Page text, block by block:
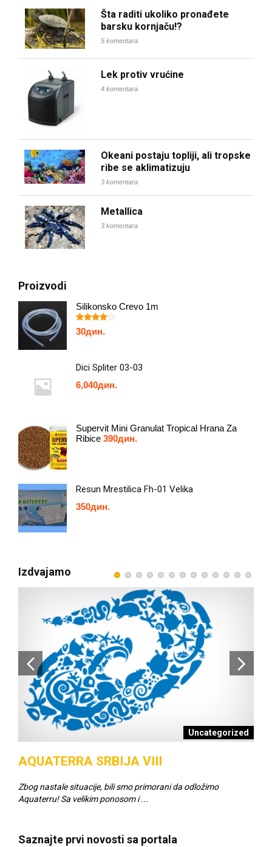
Šta raditi ukoliko pronađete
barsku kornjaču!?
5 komentara
Lek protiv vrućine
4 komentara
Okeani postaju topliji, ali tropske
ribe se aklimatizuju
3 komentara
Metallica
3 komentara
Proizvodi
Silikonsko Crevo 1m
Оцењено
4.00од
30дин.
Dici Spliter 03-03
6,040дин.
Supervit Mini Granulat Tropical Hrana Za
Ribice 390дин.
Resun Mrestilica Fh-01 Velika
350дин.
Izdvajamo
Uncategorized
AQUATERRA SRBIJA VIII
Zbog nastale situacije, bili smo primorani da odložimo
Aquaterru! Sa velikim ponosom i ...
Saznajte prvi novosti sa portala